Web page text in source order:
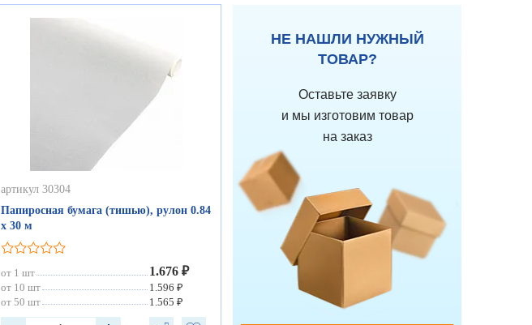
артикул 30304
Папиросная бумага (тишью), рулон 0.84
х 30 м
от 1 шт 1.676 ₽
от 10 шт
1.596 ₽
от 50 шт
1.565 ₽
НЕ НАШЛИ НУЖНЫЙ
ТОВАР?
Оставьте заявку
и мы изготовим товар
на заказ